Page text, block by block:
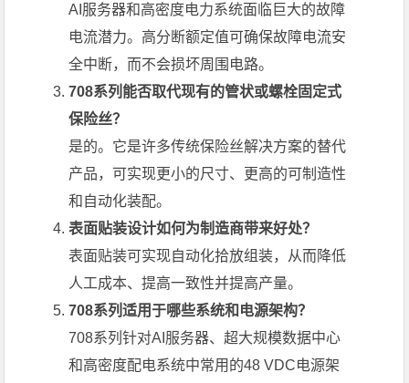
AI服务器和高密度电力系统面临巨大的故障
电流潜力。高分断额定值可确保故障电流安
全中断，而不会损坏周围电路。
708系列能否取代现有的管状或螺栓固定式
保险丝？
是的。它是许多传统保险丝解决方案的替代
产品，可实现更小的尺寸、更高的可制造性
和自动化装配。
表面贴装设计如何为制造商带来好处？
表面贴装可实现自动化拾放组装，从而降低
人工成本、提高一致性并提高产量。
708系列适用于哪些系统和电源架构？
708系列针对AI服务器、超大规模数据中心
和高密度配电系统中常用的48 VDC电源架